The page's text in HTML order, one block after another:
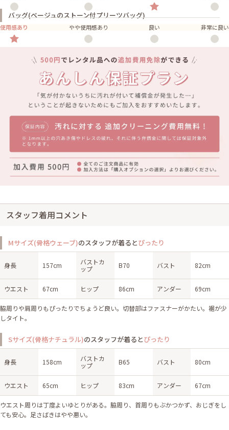
バッグ(ベージュのストーン付プリーツバッグ)
使用感あり やや使用感あり 良い 非常に良い
スタッフ着用コメント
Mサイズ(骨格ウェーブ)のスタッフが着るとぴったり
身長 157cm
バストカ
ップ
B70 バスト 82cm
ウエスト 67cm ヒップ 86cm アンダー 69cm
脇周りや肩周りもぴったりでちょうど良い。切替部はファスナーがかたい。裾が少
しタイト。
Sサイズ(骨格ナチュラル)のスタッフが着るとぴったり
身長 158cm
バストカ
ップ
B65 バスト 80cm
ウエスト 65cm ヒップ 83cm アンダー 67cm
ウエスト周りは丁度よいゆとりがある。脇周り、首周りもぶかつかず、おじぎをし
ても安心。足さばきはやや悪い。